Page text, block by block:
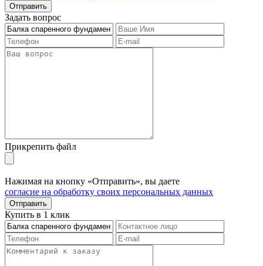
Отправить
Задать вопрос
Прикрепить файл
Нажимая на кнопку «Отправить», вы даете
согласие на обработку своих персональных данных
Отправить
Купить в 1 клик